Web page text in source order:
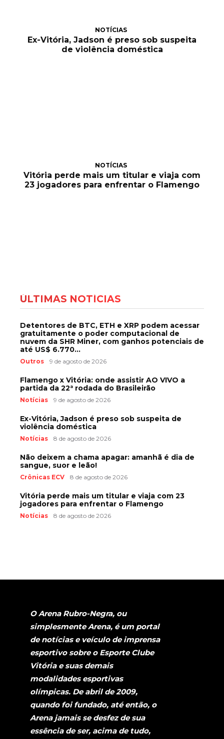
NOTÍCIAS
Ex-Vitória, Jadson é preso sob suspeita
de violência doméstica
NOTÍCIAS
Vitória perde mais um titular e viaja com
23 jogadores para enfrentar o Flamengo
ÚLTIMAS NOTÍCIAS
Detentores de BTC, ETH e XRP podem acessar
gratuitamente o poder computacional de
nuvem da SHR Miner, com ganhos potenciais de
até US$ 6.770...
Outros 9 de agosto de 2026
Flamengo x Vitória: onde assistir AO VIVO a
partida da 22ª rodada do Brasileirão
Notícias 9 de agosto de 2026
Ex-Vitória, Jadson é preso sob suspeita de
violência doméstica
Notícias 8 de agosto de 2026
Não deixem a chama apagar: amanhã é dia de
sangue, suor e leão!
Crônicas ECV 8 de agosto de 2026
Vitória perde mais um titular e viaja com 23
jogadores para enfrentar o Flamengo
Notícias 8 de agosto de 2026
O Arena Rubro-Negra, ou
simplesmente Arena, é um portal
de notícias e veículo de imprensa
esportivo sobre o Esporte Clube
Vitória e suas demais
modalidades esportivas
olímpicas. De abril de 2009,
quando foi fundado, até então, o
Arena jamais se desfez de sua
essência de ser, acima de tudo,